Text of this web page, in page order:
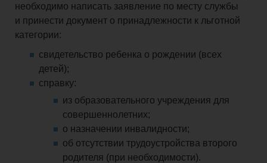
необходимо написать заявление по месту службы
и принести документ о принадлежности к льготной
категории:
свидетельство ребенка о рождении (всех
детей);
справку:
из образовательного учреждения для
совершеннолетних;
о назначении инвалидности;
об отсутствии трудоустройства второго
родителя (при необходимости).